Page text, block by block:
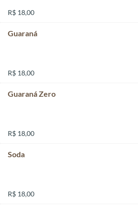
R$ 18,00
Guaraná
R$ 18,00
Guaraná Zero
R$ 18,00
Soda
R$ 18,00